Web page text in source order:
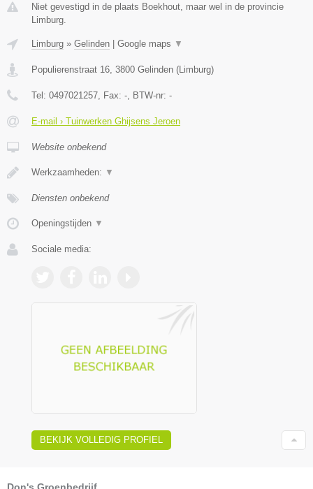
Niet gevestigd in de plaats Boekhout, maar wel in de provincie
Limburg.
Limburg » Gelinden Google maps ▼
Populierenstraat 16 3800 Gelinden ( Limburg)
Tel: 0497021257 , Fax: - , BTW-nr: -
E-mail › Tuinwerken Ghijsens Jeroen
Website onbekend
Werkzaamheden: ▼
Diensten onbekend
Openingstijden ▼
Sociale media:
BEKIJK VOLLEDIG PROFIEL
Don's Groenbedrijf